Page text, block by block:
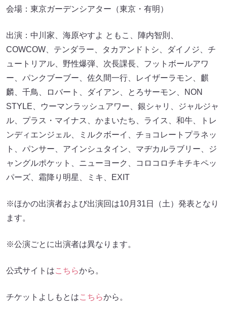
会場：東京ガーデンシアター（東京・有明）
出演：中川家、海原やすよ ともこ、陣内智則、
COWCOW、テンダラー、タカアンドトシ、ダイノジ、チ
ュートリアル、野性爆弾、次長課長、フットボールアワ
ー、パンクブーブー、佐久間一行、レイザーラモン、麒
麟、千鳥、ロバート、ダイアン、とろサーモン、NON
STYLE、ウーマンラッシュアワー、銀シャリ、ジャルジャ
ル、プラス・マイナス、かまいたち、ライス、和牛、トレ
ンディエンジェル、ミルクボーイ、チョコレートプラネッ
ト、パンサー、アインシュタイン、マヂカルラブリー、ジ
ャングルポケット、ニューヨーク、コロコロチキチキペッ
パーズ、霜降り明星、ミキ、EXIT
※ほかの出演者および出演回は10月31日（土）発表となり
ます。
※公演ごとに出演者は異なります。
公式サイトはこちらから。
チケットよしもとはこちらから。